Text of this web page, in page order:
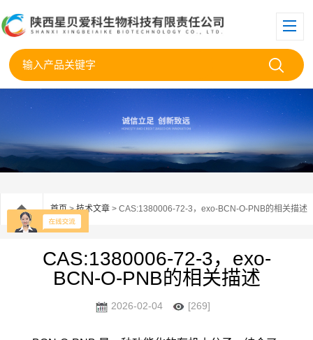
首页>技术文章 > CAS:1380006-72-3，exo-BCN-O-PNB的相关描述
CAS:1380006-72-3，exo-
BCN-O-PNB的相关描述
2026-02-04 [269]